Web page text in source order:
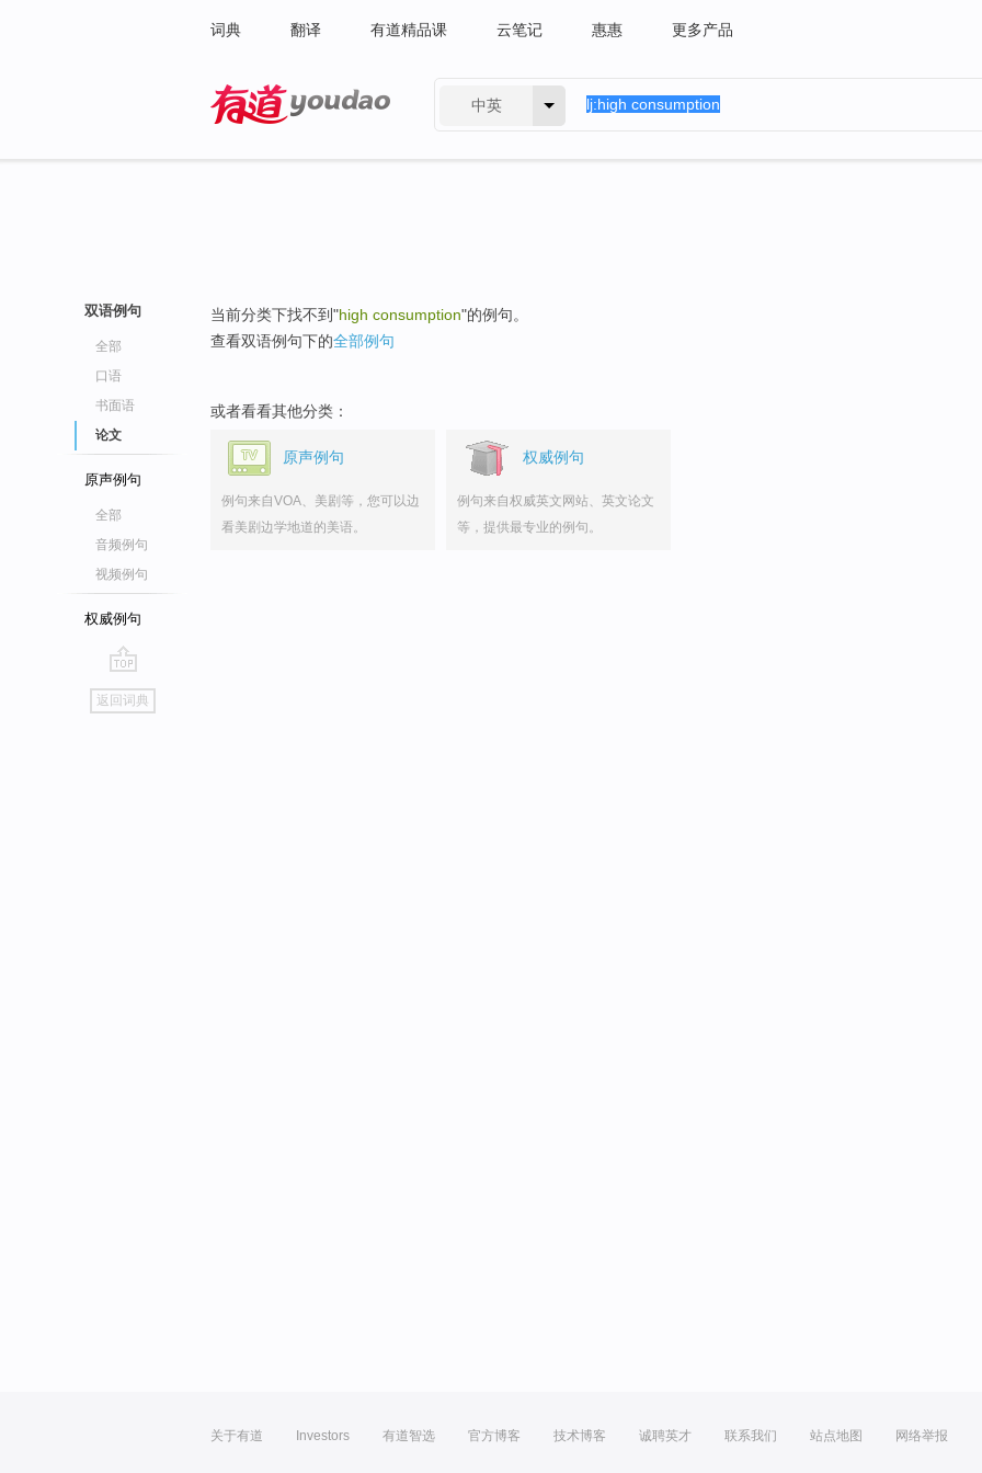
词典 翻译 有道精品课 云笔记 惠惠 更多产品
中英
双语例句
全部
口语
书面语
论文
原声例句
全部
音频例句
视频例句
权威例句
go
top
返回词典
当前分类下找不到"high consumption"的例句。
查看双语例句下的全部例句
或者看看其他分类：
原声例句
例句来自VOA、美剧等，您可以边
看美剧边学地道的美语。
权威例句
例句来自权威英文网站、英文论文
等，提供最专业的例句。
关于有道 Investors 有道智选 官方博客 技术博客 诚聘英才 联系我们 站点地图 网络举报